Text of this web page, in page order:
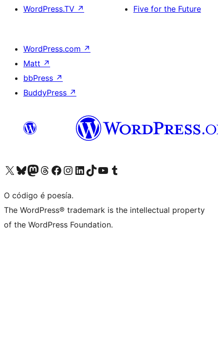
WordPress.TV ↗
Five for the Future
WordPress.com ↗
Matt ↗
bbPress ↗
BuddyPress ↗
Visita la cuenta de X (anteriormente Twitter)
Visita a nosa conta de Bluesky
Visita a nosa conta de Mastodon
Visita a nosa conta de Threads
Visita a nosa páxina de Facebook
Visita a nosa conta de Instagram
Visita a nosa conta de LinkedIn
Visita a nosa conta de TikTok
Visita a nosa canle de YouTube
Visita a nosa conta de Tumblr
O código é poesía.
The WordPress® trademark is the intellectual property
of the WordPress Foundation.